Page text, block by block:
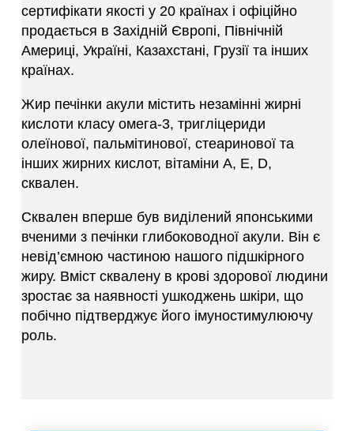
сертифікати якості у 20 країнах і офіційно
продається в Західній Європі, Північній
Америці, Україні, Казахстані, Грузії та інших
країнах.
Жир печінки акули містить незамінні жирні
кислоти класу омега-3, тригліцериди
олеїнової, пальмітинової, стеаринової та
інших жирних кислот, вітаміни А, Е, D,
сквален.
Сквален вперше був виділений японськими
вченими з печінки глибоководної акули. Він є
невід’ємною частиною нашого підшкірного
жиру. Вміст сквалену в крові здорової людини
зростає за наявності ушкоджень шкіри, що
побічно підтверджує його імуностимулюючу
роль.